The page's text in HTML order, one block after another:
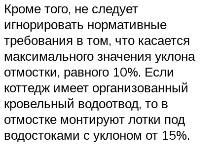
Кроме того, не следует
игнорировать нормативные
требования в том, что касается
максимального значения уклона
отмостки, равного 10%. Если
коттедж имеет организованный
кровельный водоотвод, то в
отмостке монтируют лотки под
водостоками с уклоном от 15%.